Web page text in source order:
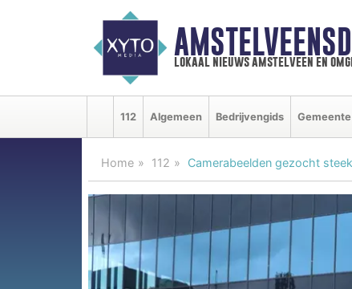
lokaal nieuws amstelveen en
112 Algemeen Bedrijvengids Gemeente
Home 112 Camerabeelden gezocht